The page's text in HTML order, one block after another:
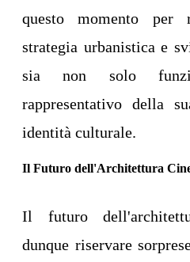
questo momento per
strategia urbanistica e
sia non solo
rappresentativo della
identità culturale.
Il Futuro dell'Architettura
Il futuro
dunque riservare